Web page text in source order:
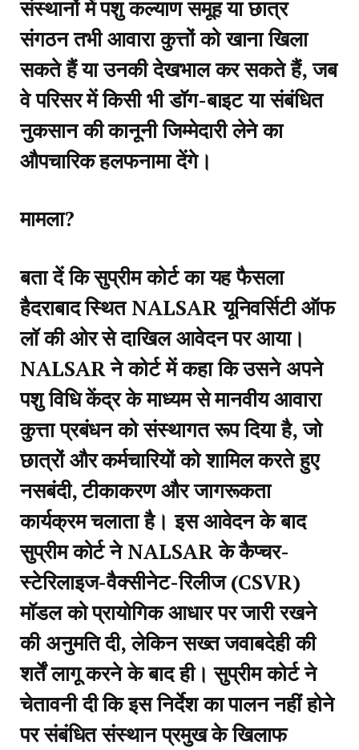
संस्थानों में पशु कल्याण समूह या छात्र
संगठन तभी आवारा कुत्तों को खाना खिला
सकते हैं या उनकी देखभाल कर सकते हैं, जब
वे परिसर में किसी भी डॉग-बाइट या संबंधित
नुकसान की कानूनी जिम्मेदारी लेने का
औपचारिक हलफनामा देंगे।
मामला?
बता दें कि सुप्रीम कोर्ट का यह फैसला
हैदराबाद स्थित NALSAR यूनिवर्सिटी ऑफ
लॉ की ओर से दाखिल आवेदन पर आया।
NALSAR ने कोर्ट में कहा कि उसने अपने
पशु विधि केंद्र के माध्यम से मानवीय आवारा
कुत्ता प्रबंधन को संस्थागत रूप दिया है, जो
छात्रों और कर्मचारियों को शामिल करते हुए
नसबंदी, टीकाकरण और जागरूकता
कार्यक्रम चलाता है। इस आवेदन के बाद
सुप्रीम कोर्ट ने NALSAR के कैप्चर-
स्टेरिलाइज-वैक्सीनेट-रिलीज (CSVR)
मॉडल को प्रायोगिक आधार पर जारी रखने
की अनुमति दी, लेकिन सख्त जवाबदेही की
शर्तें लागू करने के बाद ही। सुप्रीम कोर्ट ने
चेतावनी दी कि इस निर्देश का पालन नहीं होने
पर संबंधित संस्थान प्रमुख के खिलाफ